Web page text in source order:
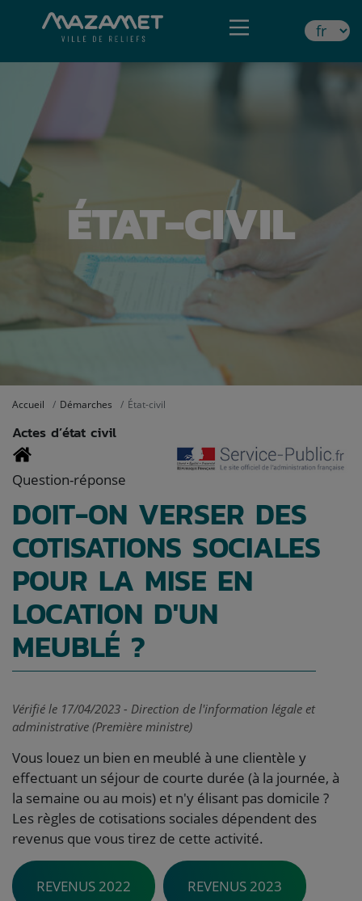
ÉTAT-CIVIL
Accueil Démarches État-civil
Actes d’état civil
Question-réponse
DOIT-ON VERSER DES
COTISATIONS SOCIALES
POUR LA MISE EN
LOCATION D'UN
MEUBLÉ ?
Vérifié le 17/04/2023 - Direction de l'information légale et
administrative (Première ministre)
Vous louez un bien en meublé à une clientèle y
effectuant un séjour de courte durée (à la journée, à
la semaine ou au mois) et n'y élisant pas domicile ?
Les règles de cotisations sociales dépendent des
revenus que vous tirez de cette activité.
REVENUS 2022 REVENUS 2023